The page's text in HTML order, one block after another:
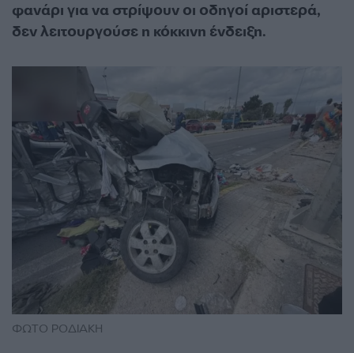
φανάρι για να στρίψουν οι οδηγοί αριστερά,
δεν λειτουργούσε η κόκκινη ένδειξη.
ΦΩΤΟ ΡΟΔΙΑΚΗ